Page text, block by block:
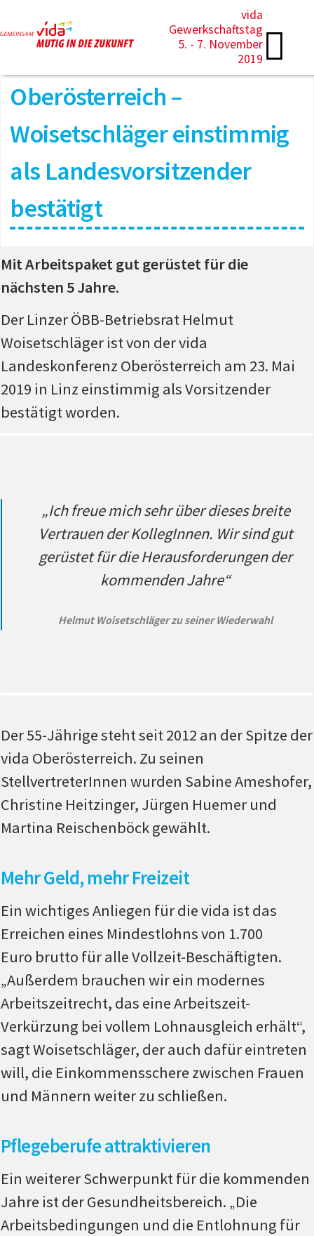
vida
Gewerkschaftstag
5. - 7. November
2019
Oberösterreich –
Woisetschläger einstimmig
als Landesvorsitzender
bestätigt
Mit Arbeitspaket gut gerüstet für die
nächsten 5 Jahre.
Der Linzer ÖBB-Betriebsrat Helmut
Woisetschläger ist von der vida
Landeskonferenz Oberösterreich am 23. Mai
2019 in Linz einstimmig als Vorsitzender
bestätigt worden.
„Ich freue mich sehr über dieses breite
Vertrauen der KollegInnen. Wir sind gut
gerüstet für die Herausforderungen der
kommenden Jahre“
Helmut Woisetschläger zu seiner Wiederwahl
Der 55-Jährige steht seit 2012 an der Spitze der
vida Oberösterreich. Zu seinen
StellvertreterInnen wurden Sabine Ameshofer,
Christine Heitzinger, Jürgen Huemer und
Martina Reischenböck gewählt.
Mehr Geld, mehr Freizeit
Ein wichtiges Anliegen für die vida ist das
Erreichen eines Mindestlohns von 1.700
Euro brutto für alle Vollzeit-Beschäftigten.
„Außerdem brauchen wir ein modernes
Arbeitszeitrecht, das eine Arbeitszeit-
Verkürzung bei vollem Lohnausgleich erhält“,
sagt Woisetschläger, der auch dafür eintreten
will, die Einkommensschere zwischen Frauen
und Männern weiter zu schließen.
Pflegeberufe attraktivieren
Ein weiterer Schwerpunkt für die kommenden
Jahre ist der Gesundheitsbereich. „Die
Arbeitsbedingungen und die Entlohnung für